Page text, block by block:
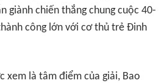
giành chiến thắng chung cuộc 40-
công lớn với cơ thủ trẻ Đinh
xem là tâm điểm của giải, Bao